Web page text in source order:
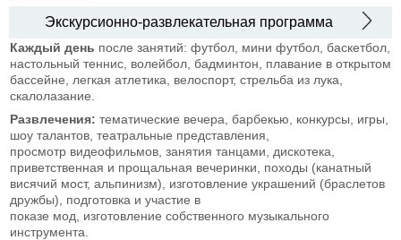
Экскурсионно-развлекательная программа
Каждый день после занятий: футбол, мини футбол, баскетбол,
настольный теннис, волейбол, бадминтон, плавание в открытом
бассейне, легкая атлетика, велоспорт, стрельба из лука,
скалолазание.
Развлечения: тематические вечера, барбекью, конкурсы, игры,
шоу талантов, театральные представления,
просмотр видеофильмов, занятия танцами, дискотека,
приветственная и прощальная вечеринки, походы (канатный
висячий мост, альпинизм), изготовление украшений (браслетов
дружбы), подготовка и участие в
показе мод, изготовление собственного музыкального
инструмента.